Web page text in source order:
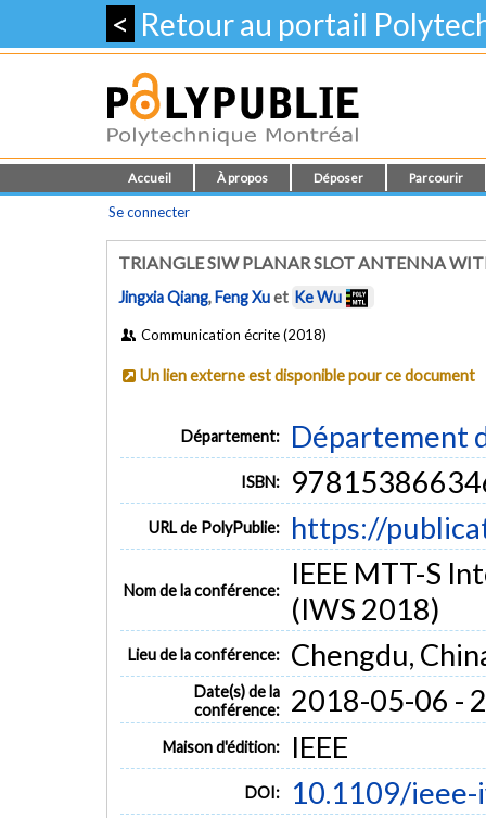
< Retour au portail
Accueil À propos Déposer Parcourir
Se connecter
TRIANGLE SIW PLANAR SLOT ANTENNA
Jingxia Qiang,Feng Xuet Ke Wu
Communication écrite (2018)
Un lien externe est disponible pour ce document
Département: Département
ISBN:
URL de PolyPublie: https://
Nom de la conférence:
IEEE MTT-S
(IWS 2018)
Lieu de la conférence: Chengdu,
Date(s) de la
conférence:
2018-05-06 -
Maison d'édition: IEEE
DOI: 10.1109/